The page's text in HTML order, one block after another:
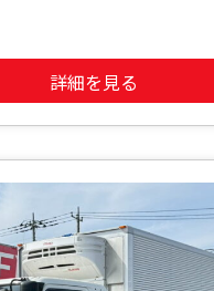
詳細を見る